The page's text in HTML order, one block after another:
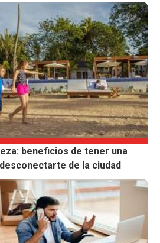
beneficios de tener una
de la ciudad